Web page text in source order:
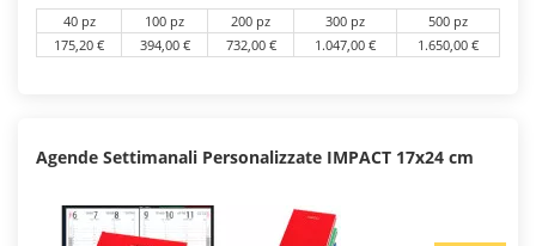
40 pz 100 pz 200 pz 300 pz
500 pz
175,20 €
394,00 € 732,00 € 1.047,00 € 1.650,00 €
Agende Settimanali Personalizzate IMPACT 17x24 cm